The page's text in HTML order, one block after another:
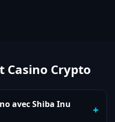
Casino Crypto
avec Shiba Inu
+